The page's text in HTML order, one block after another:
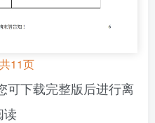
11页
可下载完整版后进行离
读